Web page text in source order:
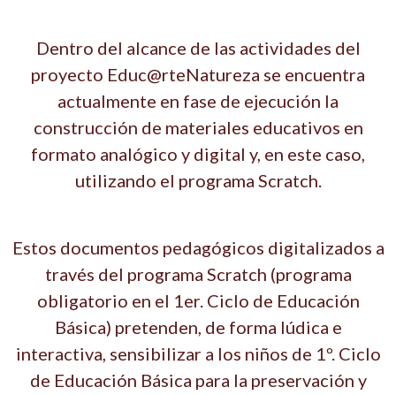
Dentro del alcance de las actividades del
proyecto Educ@rteNatureza se encuentra
actualmente en fase de ejecución la
construcción de materiales educativos en
formato analógico y digital y, en este caso,
utilizando el programa Scratch.
Estos documentos pedagógicos digitalizados a
través del programa Scratch (programa
obligatorio en el 1er. Ciclo de Educación
Básica) pretenden, de forma lúdica e
interactiva, sensibilizar a los niños de 1º. Ciclo
de Educación Básica para la preservación y